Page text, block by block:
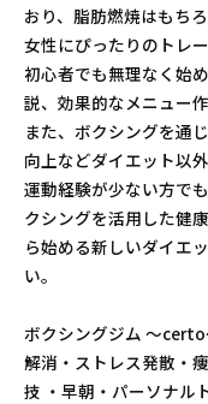
おり、脂肪燃焼はもち
女性にぴったりのトレー
初心者でも無理なく始
説、効果的なメニュー
また、ボクシングを通
向上などダイエット以
運動経験が少ない方で
クシングを活用した健
ら始める新しいダイエ
い。
ボクシングジム ～
解消・ストレス発散・
技 ・早朝・パーソナル